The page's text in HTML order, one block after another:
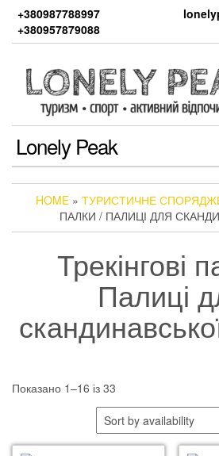
the
+380987788997
+380957879088
Lonely Peak
HOME » ТУРИСТИЧНЕ
ПАЛКИ / ПАЛИЦІ ДЛЯ
Трекінгові
Палиці
Показано 1–16 із 33